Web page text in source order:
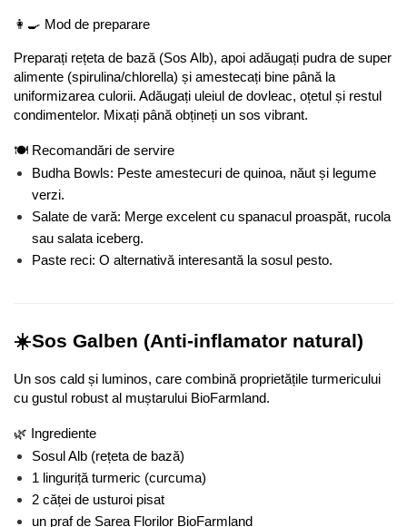
👩‍🍳 Mod de preparare
Preparați rețeta de bază (Sos Alb), apoi adăugați pudra de super
alimente (spirulina/chlorella) și amestecați bine până la
uniformizarea culorii. Adăugați uleiul de dovleac, oțetul și restul
condimentelor. Mixați până obțineți un sos vibrant.
🍽️ Recomandări de servire
Budha Bowls: Peste amestecuri de quinoa, năut și legume
verzi.
Salate de vară: Merge excelent cu spanacul proaspăt, rucola
sau salata iceberg.
Paste reci: O alternativă interesantă la sosul pesto.
☀️Sos Galben (Anti-inflamator natural)
Un sos cald și luminos, care combină proprietățile turmericului
cu gustul robust al muștarului BioFarmland.
🌿 Ingrediente
Sosul Alb (rețeta de bază)
1 linguriță turmeric (curcuma)
2 căței de usturoi pisat
un praf de Sarea Florilor BioFarmland